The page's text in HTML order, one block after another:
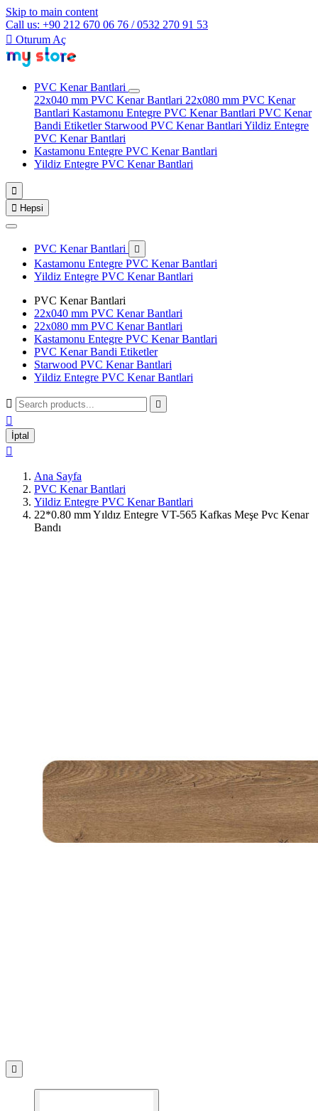
Skip to main content
Call us: +90 212 670 06 76 / 0532 270 91 53
 Oturum Aç
PVC Kenar Bantlari
22x040 mm PVC Kenar Bantlari 22x080 mm PVC Kenar
Bantlari Kastamonu Entegre PVC Kenar Bantlari PVC Kenar
Bandi Etiketler Starwood PVC Kenar Bantlari Yildiz Entegre
PVC Kenar Bantlari
Kastamonu Entegre PVC Kenar Bantlari
Yildiz Entegre PVC Kenar Bantlari

 Hepsi
PVC Kenar Bantlari 
Kastamonu Entegre PVC Kenar Bantlari
Yildiz Entegre PVC Kenar Bantlari
PVC Kenar Bantlari
22x040 mm PVC Kenar Bantlari
22x080 mm PVC Kenar Bantlari
Kastamonu Entegre PVC Kenar Bantlari
PVC Kenar Bandi Etiketler
Starwood PVC Kenar Bantlari
Yildiz Entegre PVC Kenar Bantlari
 

İptal

Ana Sayfa
PVC Kenar Bantlari
Yildiz Entegre PVC Kenar Bantlari
22*0.80 mm Yıldız Entegre VT-565 Kafkas Meşe Pvc Kenar
Bandı
